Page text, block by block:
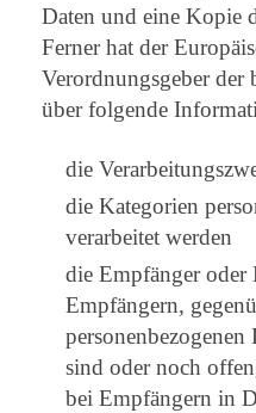
Daten und eine Kopie
Ferner hat der
Verordnungsgeber der
über folgende
die
die Kategorien
verarbeitet werden
die Empfänger oder
Empfängern,
sind oder noch
bei Empfängern in